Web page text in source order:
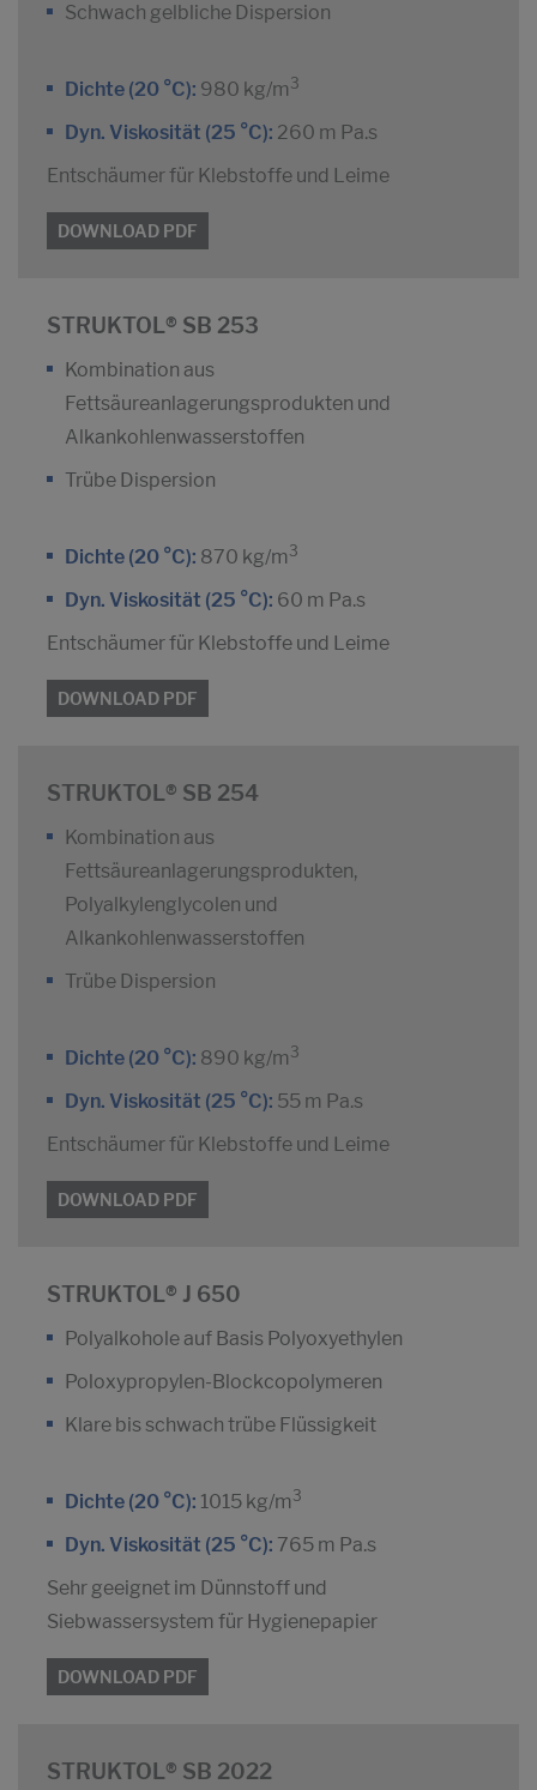
Schwach gelbliche Dispersion
Dichte (20 °C): 980 kg/m 3
Dyn. Viskosität (25 °C): 260 m Pa.s
Entschäumer für Klebstoffe und Leime
DOWNLOAD PDF
STRUKTOL® SB 253
Kombination aus
Fettsäureanlagerungsprodukten und
Alkankohlenwasserstoffen
Trübe Dispersion
Dichte (20 °C): 870 kg/m 3
Dyn. Viskosität (25 °C): 60 m Pa.s
Entschäumer für Klebstoffe und Leime
DOWNLOAD PDF
STRUKTOL® SB 254
Kombination aus
Fettsäureanlagerungsprodukten,
Polyalkylenglycolen und
Alkankohlenwasserstoffen
Trübe Dispersion
Dichte (20 °C): 890 kg/m 3
Dyn. Viskosität (25 °C): 55 m Pa.s
Entschäumer für Klebstoffe und Leime
DOWNLOAD PDF
STRUKTOL® J 650
Polyalkohole auf Basis Polyoxyethylen
Poloxypropylen-Blockcopolymeren
Klare bis schwach trübe Flüssigkeit
Dichte (20 °C): 1015 kg/m 3
Dyn. Viskosität (25 °C): 765 m Pa.s
Sehr geeignet im Dünnstoff und
Siebwassersystem für Hygienepapier
DOWNLOAD PDF
STRUKTOL® SB 2022